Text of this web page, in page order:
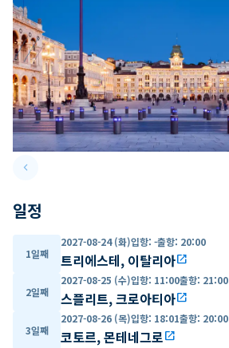
keyboard_arrow_leftPrevious slide
일정
1일째
2027-08-24 (화)입항: -출항: 20:00
트리에스테, 이탈리아open_in_new
2일째
2027-08-25 (수)입항: 11:00출항: 21:00
스플리트, 크로아티아open_in_new
3일째
2027-08-26 (목)입항: 18:01출항: 20:00
코토르, 몬테네그로open_in_new